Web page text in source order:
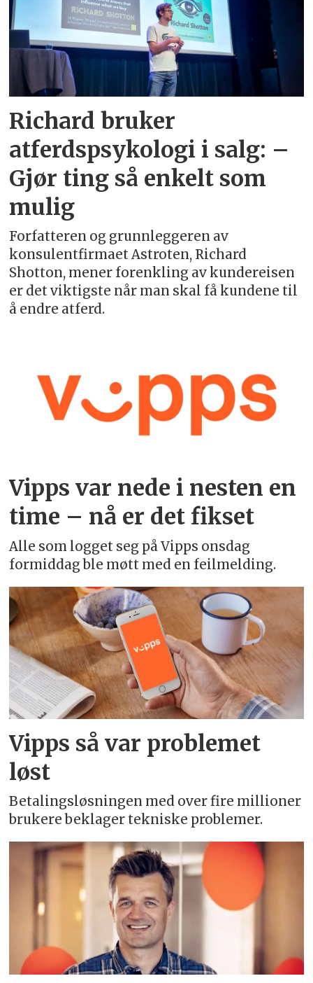
Richard bruker
atferdspsykologi i salg: –
Gjør ting så enkelt som
mulig
Forfatteren og grunnleggeren av
konsulentfirmaet Astroten, Richard
Shotton, mener forenkling av kundereisen
er det viktigste når man skal få kundene til
å endre atferd.
Vipps var nede i nesten en
time – nå er det fikset
Alle som logget seg på Vipps onsdag
formiddag ble møtt med en feilmelding.
Vipps så var problemet
løst
Betalingsløsningen med over fire millioner
brukere beklager tekniske problemer.